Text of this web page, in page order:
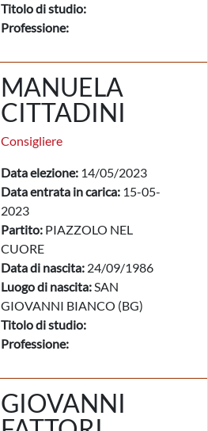
Titolo di studio:
Professione:
MANUELA
CITTADINI
Consigliere
Data elezione: 14/05/2023
Data entrata in carica: 15-05-
2023
Partito: PIAZZOLO NEL
CUORE
Data di nascita: 24/09/1986
Luogo di nascita:SAN
GIOVANNI BIANCO (BG)
Titolo di studio:
Professione:
GIOVANNI